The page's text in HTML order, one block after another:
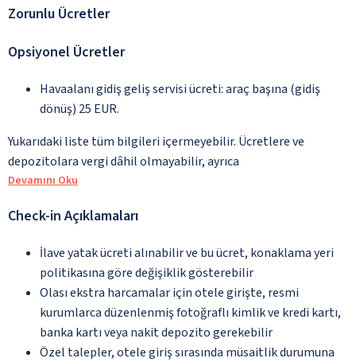
Zorunlu Ücretler
Opsiyonel Ücretler
Havaalanı gidiş geliş servisi ücreti: araç başına (gidiş
dönüş) 25 EUR.
Yukarıdaki liste tüm bilgileri içermeyebilir. Ücretlere ve
depozitolara vergi dâhil olmayabilir, ayrıca
Devamını Oku
Check-in Açıklamaları
İlave yatak ücreti alınabilir ve bu ücret, konaklama yeri
politikasına göre değişiklik gösterebilir
Olası ekstra harcamalar için otele girişte, resmi
kurumlarca düzenlenmiş fotoğraflı kimlik ve kredi kartı,
banka kartı veya nakit depozito gerekebilir
Özel talepler, otele giriş sırasında müsaitlik durumuna